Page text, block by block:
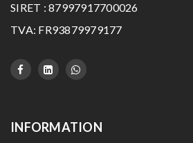
SIRET : 87997917700026
TVA: FR93879979177
INFORMATION